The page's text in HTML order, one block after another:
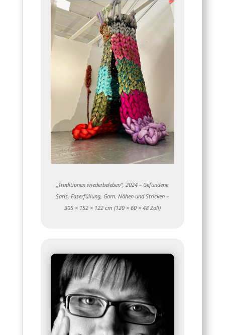
„Traditionen wiederbeleben“, 2024 – Gefundene
Saris, Faserfüllung, Garn. Nähen und Stricken –
305 × 152 × 122 cm (120 × 60 × 48 Zoll)